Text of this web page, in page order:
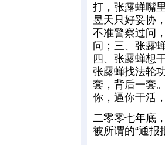
打，张露蝉嘴
昱天只好妥协
不准警察过问
问；三、张露
四、张露蝉想
张露蝉找法轮
套，背后一套
你，逼你干活
二零零七年底
被所谓的“通报